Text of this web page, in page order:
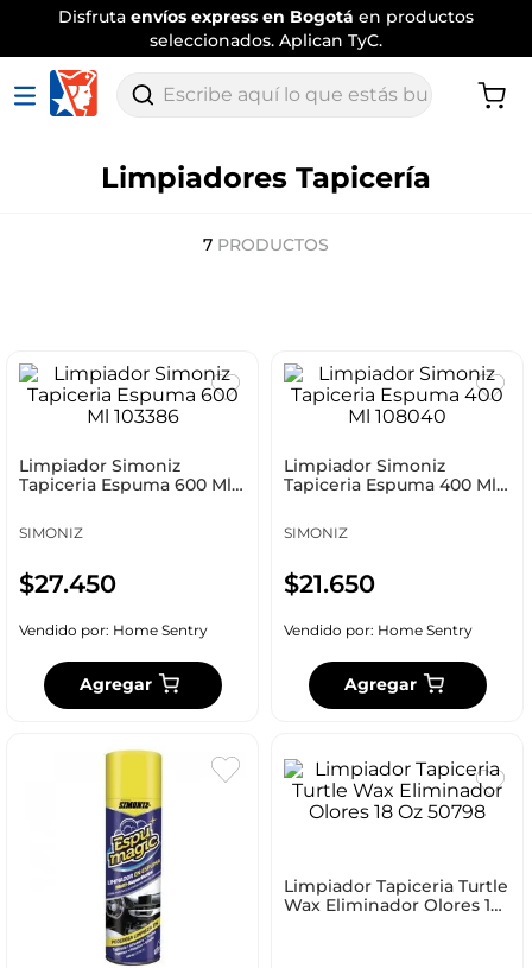
Disfruta envíos express en Bogotá en productos
seleccionados. Aplican TyC.
Escribe aquí lo que estás buscando
Limpiadores Tapicería
7 PRODUCTOS
Limpiador Simoniz
Tapiceria Espuma 600 Ml
SIMONIZ
$27.450
Vendido por: Home Sentry
Agregar
Limpiador Simoniz
Tapiceria Espuma 400 Ml
SIMONIZ
$21.650
Vendido por: Home Sentry
Agregar
Limpiador Tapiceria Turtle
Wax Eliminador Olores 18